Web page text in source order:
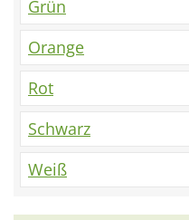
Grün
Orange
Rot
Schwarz
Weiß